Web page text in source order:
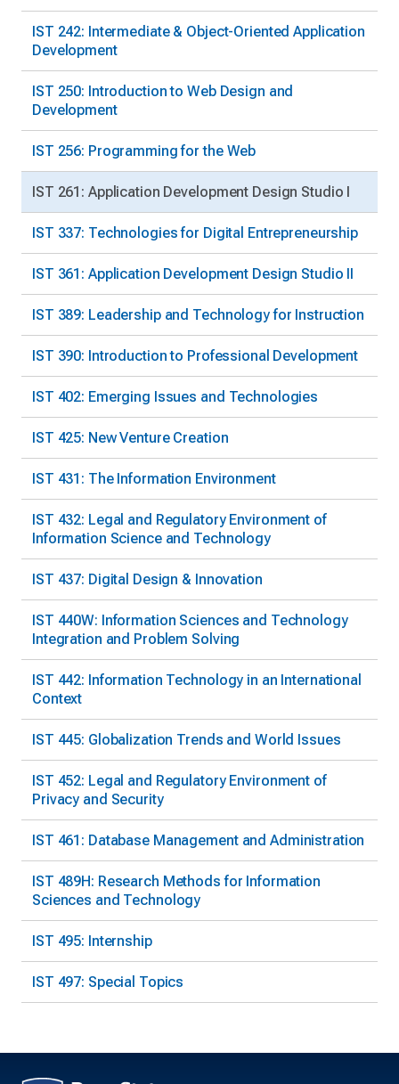
IST 242: Intermediate & Object-Oriented Application
Development
IST 250: Introduction to Web Design and
Development
IST 256: Programming for the Web
IST 261: Application Development Design Studio I
IST 337: Technologies for Digital Entrepreneurship
IST 361: Application Development Design Studio II
IST 389: Leadership and Technology for Instruction
IST 390: Introduction to Professional Development
IST 402: Emerging Issues and Technologies
IST 425: New Venture Creation
IST 431: The Information Environment
IST 432: Legal and Regulatory Environment of
Information Science and Technology
IST 437: Digital Design & Innovation
IST 440W: Information Sciences and Technology
Integration and Problem Solving
IST 442: Information Technology in an International
Context
IST 445: Globalization Trends and World Issues
IST 452: Legal and Regulatory Environment of
Privacy and Security
IST 461: Database Management and Administration
IST 489H: Research Methods for Information
Sciences and Technology
IST 495: Internship
IST 497: Special Topics